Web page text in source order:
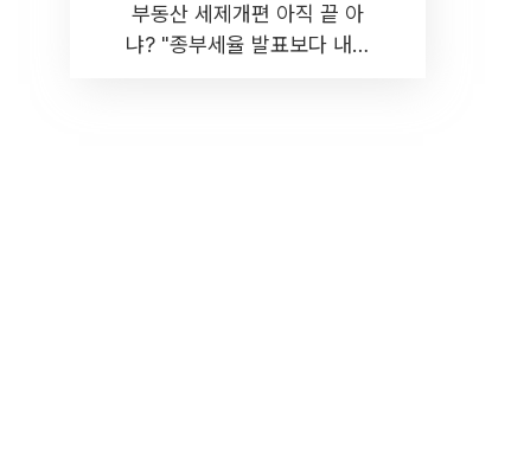
부동산 세제개편 아직 끝 아
냐? "종부세율 발표보다 내릴